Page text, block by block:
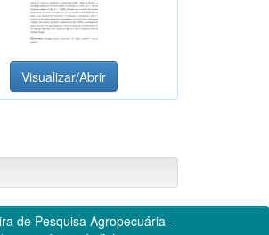
Visualizar/Abrir
de Pesquisa Agropecuária -